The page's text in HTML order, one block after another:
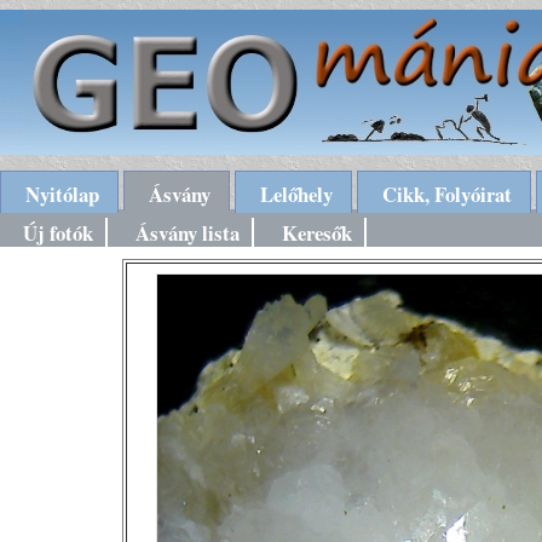
Nyitólap Ásvány Lelőhely
Cikk, Folyóirat
Új fotók
Ásvány lista Keresők